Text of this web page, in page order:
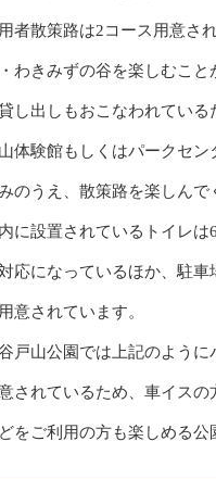
者散策路は2コース用意さ
わきみずの谷を楽しむこと
し出しもおこなわれている
体験館もしくはパークセン
のうえ、散策路を楽しんで
に設置されているトイレは
応になっているほか、駐車
意されています。
戸山公園では上記のように
されているため、車イスの
をご利用の方も楽しめる公